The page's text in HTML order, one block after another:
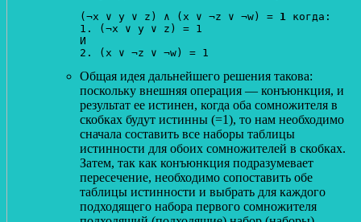
(¬x ∨ y ∨ z) ∧ (x ∨ ¬z ∨ ¬w) = 1
когда:
1. (¬x ∨ y ∨ z) = 1
И
Общая идея дальнейшего решения такова:
поскольку внешняя операция — конъюнкция, и
результат ее истинен, когда оба сомножителя в
скобках будут истинны (=1), то нам необходимо
сначала составить все наборы таблицы
истинности для обоих сомножителей в скобках.
Затем, так как конъюнкция подразумевает
пересечение, необходимо сопоставить обе
таблицы истинности и выбрать для каждого
подходящего набора первого сомножителя